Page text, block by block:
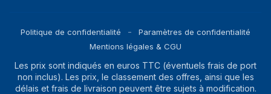
Profondeur
Hauteur (support
inclus)
931 mm
Politique de confidentialité
Paramètres de confidentialité
Mentions légales & CGU
Les prix sont indiqués en euros TTC (éventuels frais de port
non inclus). Les prix, le classement des offres, ainsi que les
délais et frais de livraison peuvent être sujets à modification.